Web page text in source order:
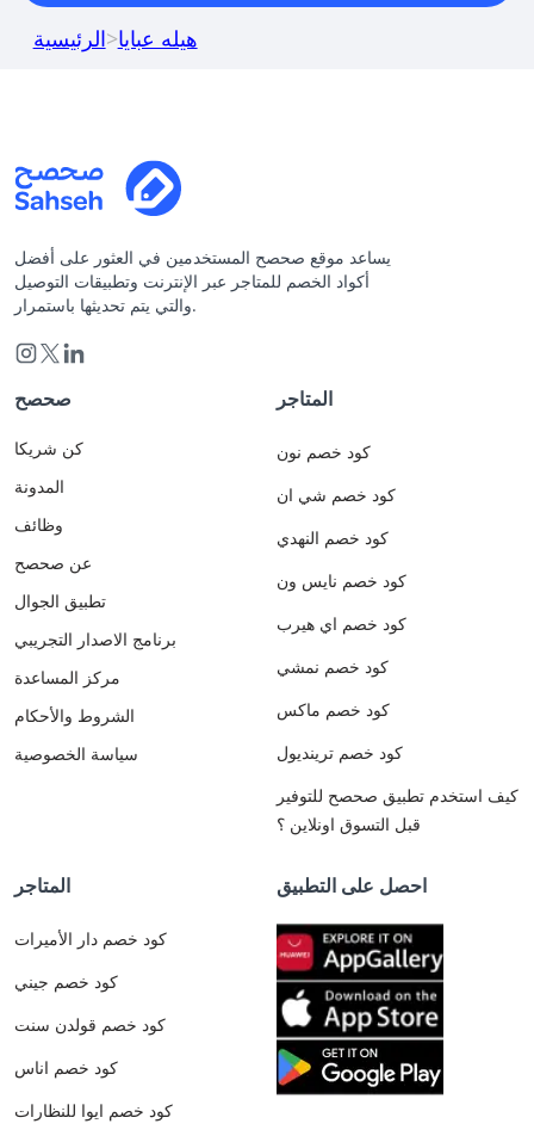
الرئيسية>هيله عبايا
يساعد موقع صحصح المستخدمين في العثور على أفضل
أكواد الخصم للمتاجر عبر الإنترنت وتطبيقات التوصيل
والتي يتم تحديثها باستمرار.
صحصح
كن شريكا
المدونة
وظائف
عن صحصح
تطبيق الجوال
برنامج الاصدار التجريبي
مركز المساعدة
الشروط والأحكام
سياسة الخصوصية
المتاجر
كود خصم نون
كود خصم شي ان
كود خصم النهدي
كود خصم نايس ون
كود خصم اي هيرب
كود خصم نمشي
كود خصم ماكس
كود خصم ترينديول
كيف استخدم تطبيق صحصح للتوفير
قبل التسوق اونلاين ؟
المتاجر
كود خصم دار الأميرات
كود خصم جيني
كود خصم قولدن سنت
كود خصم اناس
كود خصم ايوا للنظارات
احصل على التطبيق